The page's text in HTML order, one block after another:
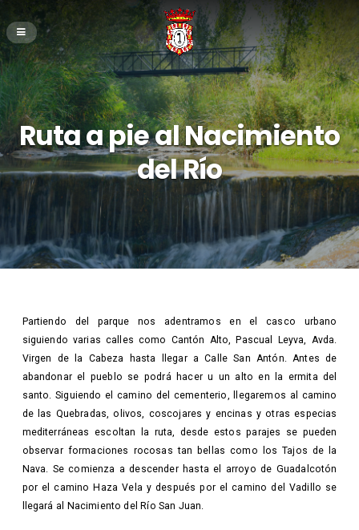
Ruta a pie al Nacimiento
del Río
Partiendo del parque nos adentramos en el casco urbano
siguiendo varias calles como Cantón Alto, Pascual Leyva, Avda.
Virgen de la Cabeza hasta llegar a Calle San Antón. Antes de
abandonar el pueblo se podrá hacer u un alto en la ermita del
santo. Siguiendo el camino del cementerio, llegaremos al camino
de las Quebradas, olivos, coscojares y encinas y otras especias
mediterráneas escoltan la ruta, desde estos parajes se pueden
observar formaciones rocosas tan bellas como los Tajos de la
Nava. Se comienza a descender hasta el arroyo de Guadalcotón
por el camino Haza Vela y después por el camino del Vadillo se
llegará al Nacimiento del Río San Juan.